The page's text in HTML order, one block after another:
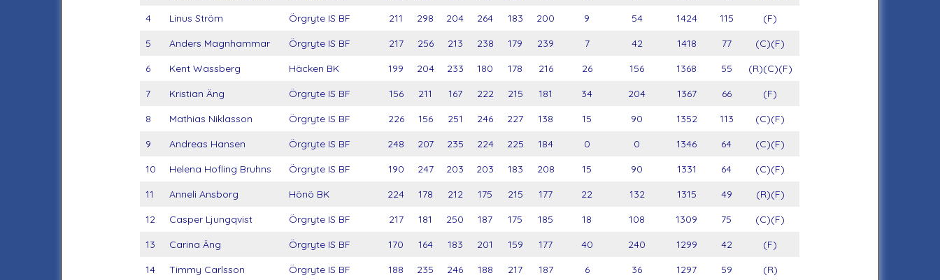
4
Linus Ström Örgryte IS BF 211 298 204 264 183 200 9 54 1424 115
(F)
5
Anders Magnhammar Örgryte IS BF 217 256 213 238 179 239 7 42 1418 77
(C)(F)
6
Kent Wassberg Häcken BK 199 204 233 180 178 216 26 156 1368 55
(R)(C)(F)
7
Kristian Äng Örgryte IS BF 156 211 167 222 215 181 34 204 1367 66
(F)
8
Mathias Niklasson Örgryte IS BF 226 156 251 246 227 138 15 90 1352 113
(C)(F)
9
Andreas Hansen Örgryte IS BF 248 207 235 224 225 184 0 0 1346 64
(C)(F)
10
Helena Hofling Bruhns Örgryte IS BF 190 247 203 203 183 208 15 90 1331 64
(C)(F)
11
Anneli Ansborg Hönö BK 224 178 212 175 215 177 22 132 1315 49
(R)(F)
12
Casper Ljungqvist Örgryte IS BF 217 181 250 187 175 185 18 108 1309 75
(C)(F)
13
Carina Äng Örgryte IS BF 170 164 183 201 159 177 40 240 1299 42
(F)
14
Timmy Carlsson Örgryte IS BF 188 235 246 188 217 187 6 36 1297 59
(R)